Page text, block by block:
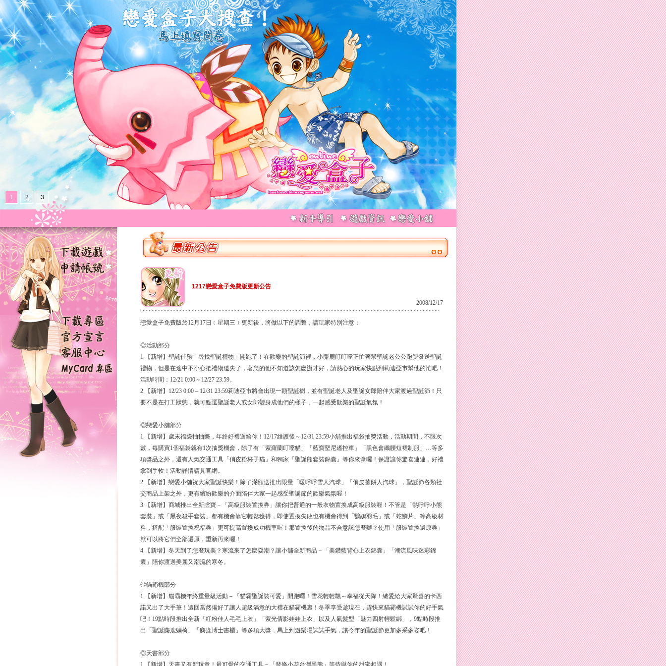
1 2 3
1217戀愛盒子免費版更新公告
2008/12/17
戀愛盒子免費版於12月17日﹝星期三﹞更新後，將做以下的調整，請玩家特別注意：
◎活動部分
1.【新增】聖誕任務「尋找聖誕禮物」開跑了！在歡樂的聖誕節裡，小麋鹿叮叮噹正忙著幫聖誕老公公跑腿發送聖誕
禮物，但是在途中不小心把禮物遺失了，著急的他不知道該怎麼辦才好，請熱心的玩家快點到莉迪亞市幫他的忙吧！
活動時間：12/21 0:00～12/27 23:59。
2.【新增】12/23 0:00～12/31 23:59莉迪亞市將會出現一顆聖誕樹，並有聖誕老人及聖誕女郎陪伴大家渡過聖誕節！只
要不是在打工狀態，就可點選聖誕老人或女郎變身成他們的樣子，一起感受歡樂的聖誕氣氛！
◎戀愛小舖部分
1.【新增】歲末福袋抽抽樂，年終好禮送給你！12/17維護後～12/31 23:59小舖推出福袋抽獎活動，活動期間，不限次
數，每購買1個福袋就有1次抽獎機會，除了有「紫羅蘭叮噹貓」「藍寶堅尼遙控車」「黑色會纖腰短裙制服」…等多
項獎品之外，還有人氣交通工具「俏皮粉杯子貓」和獨家「聖誕熊套裝錦囊」等你來拿喔！保證讓你驚喜連連，好禮
拿到手軟！活動詳情請見官網。
2.【新增】戀愛小舖祝大家聖誕快樂！除了滿額送推出限量「暖呼呼雪人汽球」「俏皮薑餅人汽球」，聖誕節各類社
交商品上架之外，更有繽紛歡樂的介面陪伴大家一起感受聖誕節的歡樂氣氛喔！
3.【新增】商城推出全新虛寶－「高級服裝置換券」讓你把普通的一般衣物置換成高級服裝喔！不管是「熱呼呼小熊
套裝」或「黑夜殺手套裝」都有機會靠它輕鬆獲得，即使置換失敗也有機會得到「鸚鵡羽毛」或「蛇鱗片」等高級材
料，搭配「服裝置換祝福券」更可提高置換成功機率喔！那置換後的物品不合意該怎麼辦？使用「服裝置換還原券」
就可以將它們全部還原，重新再來喔！
4.【新增】冬天到了怎麼玩美？寒流來了怎麼耍潮？讓小舖全新商品－「美鑽藍背心上衣錦囊」「潮流風味迷彩錦
囊」陪你渡過美麗又潮流的寒冬。
◎貓霸機部分
1.【新增】貓霸機年終重量級活動－「貓霸聖誕裝可愛」開跑囉！雪花輕輕飄～幸福從天降！總愛給大家驚喜的卡西
諾又出了大手筆！這回當然備好了讓人超級滿意的大禮在貓霸機裏！冬季享受趁現在，趕快來貓霸機試試你的好手氣
吧！19點時段推出全新「紅粉佳人毛毛上衣」「紫光倩影娃娃上衣」以及人氣髮型「魅力四射輕鬆綁」，9點時段推
出「聖誕麋鹿躺椅」「麋鹿博士書櫃」等多項大獎，馬上到遊樂場試試手氣，讓今年的聖誕節更加多采多姿吧！
◎天書部分
1.【新增】天書又有新玩意！最可愛的交通工具－「發條小花台灣黑熊」等待與你的甜蜜相遇！